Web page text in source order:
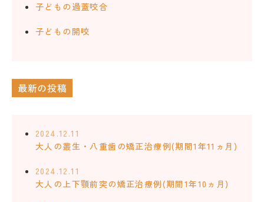
子どもの過蓋咬合
子どもの開咬
最新の投稿
2024.12.11
大人の叢生・八重歯の矯正治療例(期間1年11ヵ月)
2024.12.11
大人の上下顎前突の矯正治療例(期間1年10ヵ月)